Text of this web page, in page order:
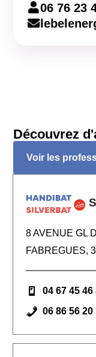
06 76 23
Découvrez
Voir les
8 AVENUE GL
FABREGUES,
04 67 45 46
06 86 56 20